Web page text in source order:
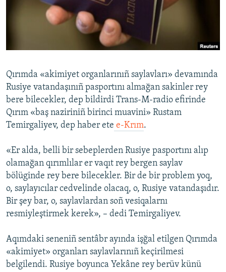
RFE/RS bütün saytları
Qırımda «akimiyet organlarınıñ saylavları» devamında
Rusiye vatandaşınıñ pasportını almağan sakinler rey
bere bilecekler, dep bildirdi Trans-M-radio efirinde
Qırım «baş naziriniñ birinci muavini» Rustam
Temirgaliyev, dep haber ete e-Krım.
«Er alda, belli bir sebeplerden Rusiye pasportını alıp
olamağan qırımlılar er vaqıt rey bergen saylav
bölüginde rey bere bilecekler. Bir de bir problem yoq,
o, saylayıcılar cedvelinde olacaq, o, Rusiye vatandaşıdır.
Bir şey bar, o, saylavlardan soñ vesiqalarnı
resmiyleştirmek kerek», – dedi Temirgaliyev.
Aqımdaki seneniñ sentâbr ayında işğal etilgen Qırımda
«akimiyet» organları saylavlarınıñ keçirilmesi
belgilendi. Rusiye boyunca Yekâne rey berüv künü